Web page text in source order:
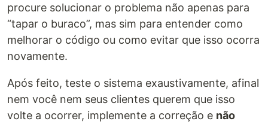
procure solucionar o problema não apenas para
“tapar o buraco”, mas sim para entender como
melhorar o código ou como evitar que isso ocorra
novamente.
Após feito, teste o sistema exaustivamente, afinal
nem você nem seus clientes querem que isso
volte a ocorrer, implemente a correção e não